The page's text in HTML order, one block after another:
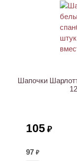
Шапочки
105 ₽
97 ₽